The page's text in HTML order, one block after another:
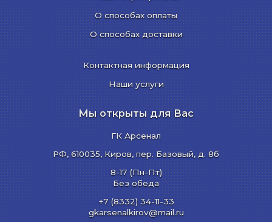
О способах оплаты
О способах доставки
Контактная информация
Наши услуги
Мы открыты для Вас
ГК Арсенал
РФ, 610035, Киров, пер. Базовый, д. 8б
8-17 (Пн-Пт)
Без обеда
+7 (8332) 34-11-33
gkarsenalkirov@mail.ru